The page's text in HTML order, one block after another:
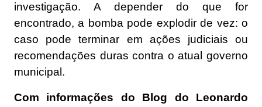
investigação. A depender do que for
encontrado, a bomba pode explodir de vez: o
caso pode terminar em ações judiciais ou
recomendações duras contra o atual governo
municipal.
Com informações do Blog do Leonardo